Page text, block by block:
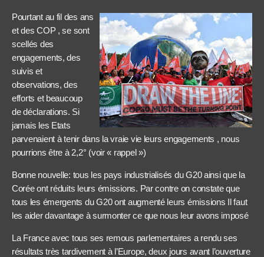
Pourtant au fil des ans
et des COP , se sont
scellés des
engagements, des
suivis et
observations, des
efforts et beaucoup
de déclarations. Si
jamais les Etats
parvenaient à tenir dans la vraie vie leurs engagements , nous
pourrions être à 2,2° (voir « rappel »)
Bonne nouvelle: tous les pays industrialisés du G20 ainsi que la
Corée ont réduits leurs émissions. Par contre on constate que
tous les émergents du G20 ont augmenté leurs émissions Il faut
les aider davantage à surmonter ce que nous leur avons imposé
La France avec tous ses remous parlementaires a rendu ses
résultats très tardivement à l’Europe, deux jours avant l’ouverture